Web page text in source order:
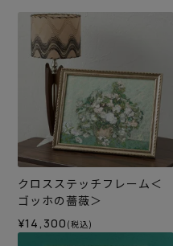
クロスステッチフレーム＜
ゴッホの薔薇＞
¥14,300 (税込)